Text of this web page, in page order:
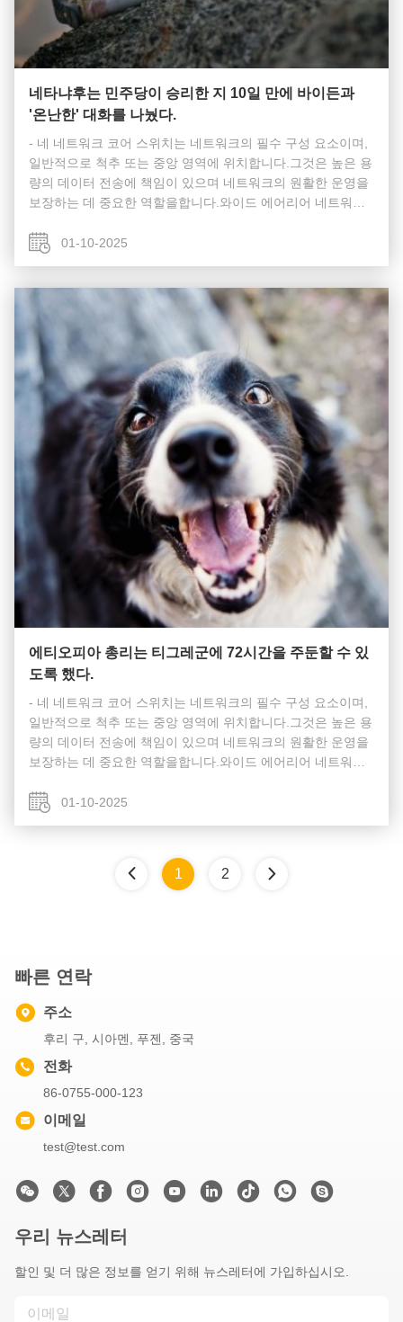
네타냐후는 민주당이 승리한 지 10일 만에 바이든과
'온난한' 대화를 나눴다.
- 네 네트워크 코어 스위치는 네트워크의 필수 구성 요소이며,
일반적으로 척추 또는 중앙 영역에 위치합니다.그것은 높은 용
량의 데이터 전송에 책임이 있으며 네트워크의 원활한 운영을
보장하는 데 중요한 역할을합니다.와이드 에어리어 네트워크
스위치는 라우터,그리고 모든 다른 스위치의 집계이 트래픽을
합니까? 다음 섹션에서는 네트워크 코어 스위치가 네트워...
01-10-2025
에티오피아 총리는 티그레군에 72시간을 주둔할 수 있
도록 했다.
- 네 네트워크 코어 스위치는 네트워크의 필수 구성 요소이며,
일반적으로 척추 또는 중앙 영역에 위치합니다.그것은 높은 용
량의 데이터 전송에 책임이 있으며 네트워크의 원활한 운영을
보장하는 데 중요한 역할을합니다.와이드 에어리어 네트워크
스위치는 라우터,그리고 모든 다른 스위치의 집계이 트래픽을
합니까? 다음 섹션에서는 네트워크 코어 스위치가 네트워...
01-10-2025
1 2
빠른 연락
주소
후리 구, 시아멘, 푸젠, 중국
전화
86-0755-000-123
이메일
test@test.com
우리 뉴스레터
할인 및 더 많은 정보를 얻기 위해 뉴스레터에 가입하십시오.